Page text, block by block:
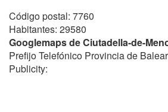
Código postal: 7760
Habitantes: 29580
Googlemaps de Ciutadella-de-
Prefijo Telefónico Provincia de
Publicity: